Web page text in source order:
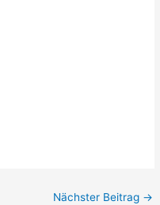
Nächster Beitrag →